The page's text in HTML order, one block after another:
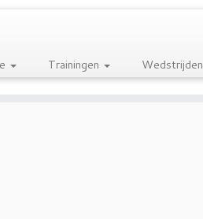
Trainingen Wedstrijden